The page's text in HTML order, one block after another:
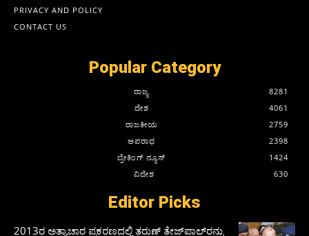
PRIVACY AND POLICY
CONTACT US
Popular Category
ರಾಜ್ಯ
8281
ದೇಶ
4061
ರಾಜಕೀಯ
2759
ಅಪರಾಧ
2398
ಬ್ರೇಕಿಂಗ್ ನ್ಯೂಸ್
1424
ವಿದೇಶ
630
Editor Picks
2013ರ ಅತ್ಯಾಚಾರ ಪ್ರಕರಣದಲ್ಲಿ ತರುಣ್ ತೇಜ್‌ಪಾಲ್‌ರನ್ನು